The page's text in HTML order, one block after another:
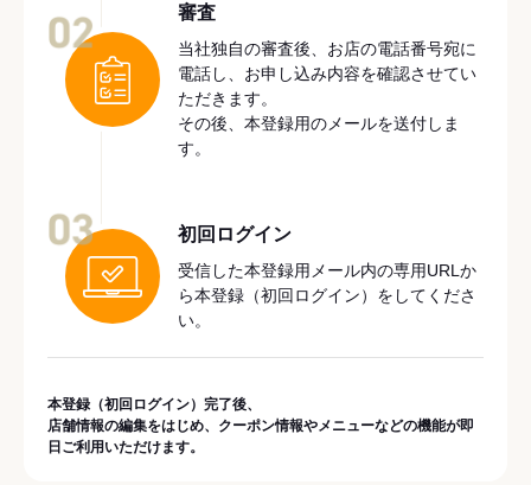
審査
当社独自の審査後、お店の電話番号宛に
電話し、お申し込み内容を確認させてい
ただきます。
その後、本登録用のメールを送付しま
す。
初回ログイン
受信した本登録用メール内の専用URLか
ら本登録（初回ログイン）をしてくださ
い。
本登録（初回ログイン）完了後、
店舗情報の編集をはじめ、クーポン情報やメニューなどの機能が即
日ご利用いただけます。